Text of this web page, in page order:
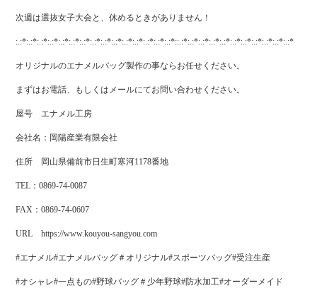
次週は選抜女子大会と、休めるときがありません！
:.:*:.:*:.:*:.:*:.:*:.:*:.:*:.:*:.:*:.:*:.:*:.:*:.:*:.:*:.:*::.:*:.:*:.:*:.:*:.:*:.:*:.:*:.:*:.:*:.:*:.:*
オリジナルのエナメルバッグ製作の事ならお任せください。
まずはお電話、もしくはメールにてお問い合わせください。
屋号 エナメル工房
会社名：岡陽産業有限会社
住所 岡山県備前市日生町寒河1178番地
TEL：0869-74-0087
FAX：0869-74-0607
URL https://www.kouyou-sangyou.com
#エナメル#エナメルバッグ＃オリジナル#スポーツバッグ#受注生産
#オシャレ#一点もの#野球バッグ＃少年野球#防水加工#オーダーメイド